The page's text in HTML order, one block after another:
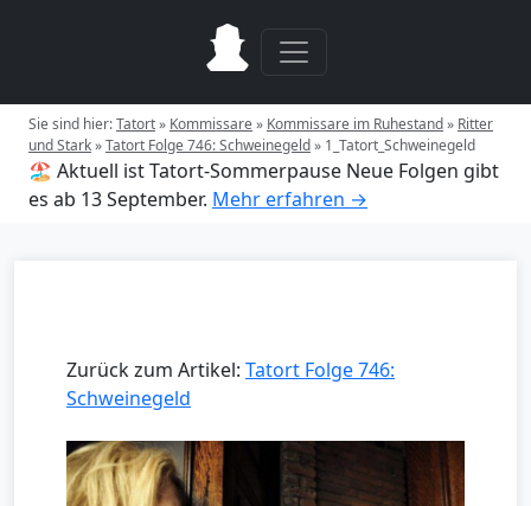
Sie sind hier:Tatort» Kommissare» Kommissare im Ruhestand» Ritter
und Stark»Tatort Folge 746: Schweinegeld» 1_Tatort_Schweinegeld
🏖️ Aktuell ist Tatort-Sommerpause Neue Folgen gibt
es ab 13 September. Mehr erfahren →
Zurück zum Artikel: Tatort Folge 746:
Schweinegeld